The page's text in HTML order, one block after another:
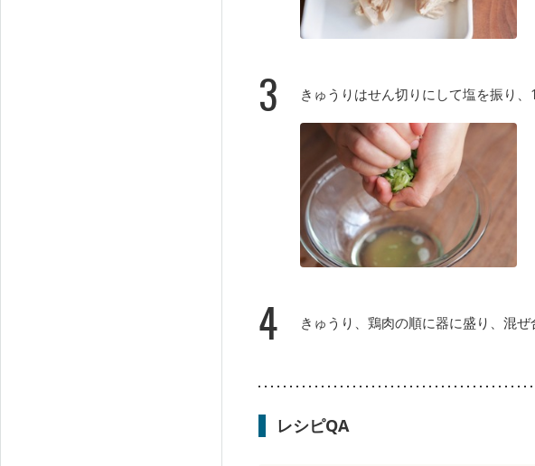
3 きゅうりはせん切りにして塩を振り、
4 きゅうり、鶏肉の順に器に盛り、混
レシピQA